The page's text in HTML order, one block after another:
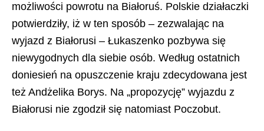
możliwości powrotu na Białoruś. Polskie działaczki
potwierdziły, iż w ten sposób – zezwalając na
wyjazd z Białorusi – Łukaszenko pozbywa się
niewygodnych dla siebie osób. Według ostatnich
doniesień na opuszczenie kraju zdecydowana jest
też Andżelika Borys. Na „propozycję” wyjazdu z
Białorusi nie zgodził się natomiast Poczobut.